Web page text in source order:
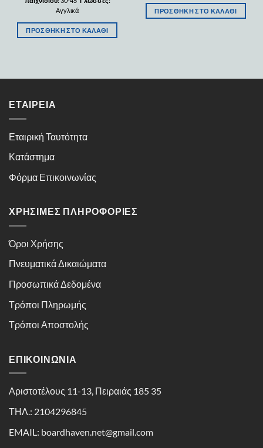
ΠΡΟΣΘΉΚΗ ΣΤΟ ΚΑΛΆΘΙ
Αγγλικά
ΠΡΟΣΘΉΚΗ ΣΤΟ ΚΑΛΆΘΙ
ΕΤΑΙΡΕΊΑ
Εταιρική Ταυτότητα
Κατάστημα
Φόρμα Επικοινωνίας
ΧΡΉΣΙΜΕΣ ΠΛΗΡΟΦΟΡΊΕΣ
Όροι Χρήσης
Πνευματικά Δικαιώματα
Προσωπικά Δεδομένα
Τρόποι Πληρωμής
Τρόποι Αποστολής
ΕΠΙΚΟΙΝΩΝΊΑ
Αριστοτέλους 11-13, Πειραιάς 185 35
ΤΗΛ.: 2104296845
EMAIL: boardhaven.net@gmail.com